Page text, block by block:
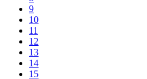
9
10
11
12
13
14
15